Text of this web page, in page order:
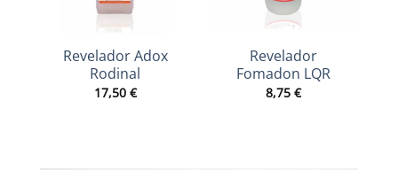
Revelador Adox
Rodinal
17,50 €
Revelador
Fomadon LQR
8,75 €